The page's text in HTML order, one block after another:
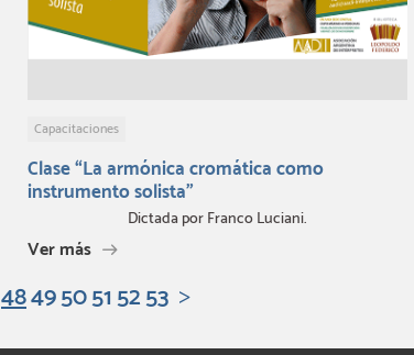
Capacitaciones
Clase “La armónica cromática como
instrumento solista”
Dictada por Franco Luciani.
Ver más
484950515253